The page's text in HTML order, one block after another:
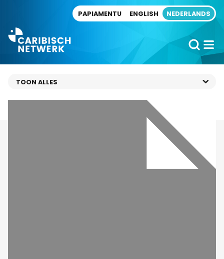
PAPIAMENTU ENGLISH NEDERLANDS